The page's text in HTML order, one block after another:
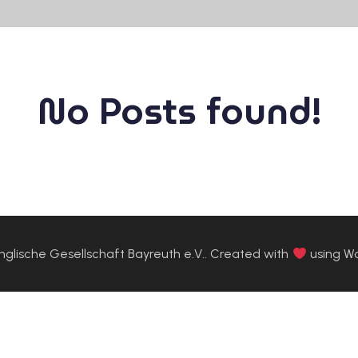
No Posts found!
Gesellschaft Bayreuth e.V.. Created with using